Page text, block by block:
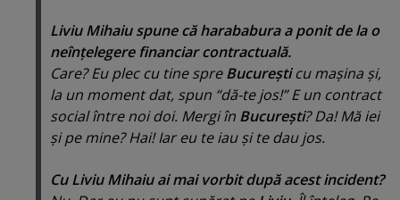
Liviu Mihaiu spune că harababura a ponit de la o
neînţelegere financiar contractuală.
Care? Eu plec cu tine spreBucureşticu maşina şi,
la un moment dat, spun “dă-te jos!” E un contract
social între noi doi. Mergi în Bucureşti? Da!Mă iei
şi pe mine?Hai! Iar eu te iau şi te dau jos.
Cu Liviu Mihaiu ai mai vorbit după acest incident?